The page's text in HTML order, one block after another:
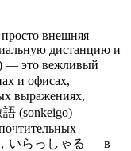
внешняя
дистанцию и
— это вежливый
и офисах,
выражениях,
(sonkeigo)
いらっしゃる — в